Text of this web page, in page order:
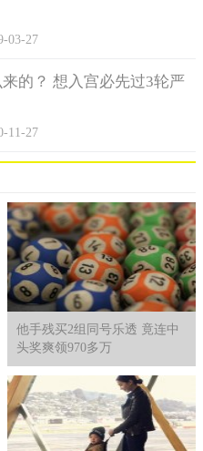
03-27
的？ 想入宫必先过3轮严
11-27
他手残买2组同号乐透 竟连中
头奖爽领970多万